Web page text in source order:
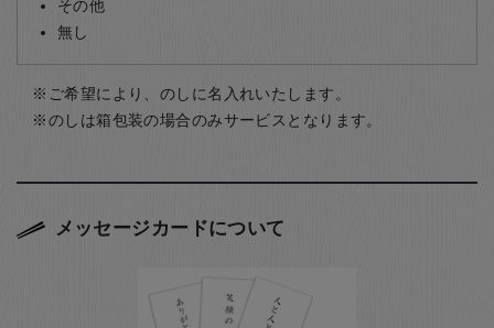
その他
無し
ご希望により、のしに名入れいたします。
のしは箱包装の場合のみサービスとなります。
メッセージカードについて